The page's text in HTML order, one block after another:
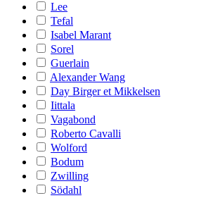
Lee
Tefal
Isabel Marant
Sorel
Guerlain
Alexander Wang
Day Birger et Mikkelsen
Iittala
Vagabond
Roberto Cavalli
Wolford
Bodum
Zwilling
Södahl